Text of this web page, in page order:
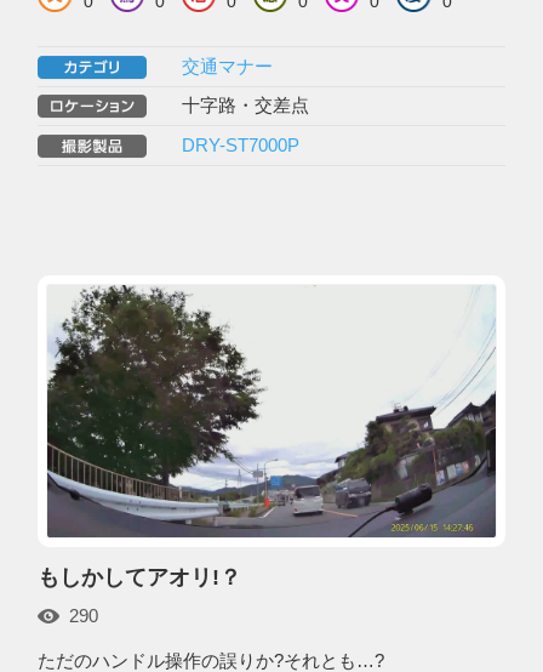
交通マナー
十字路・交差点
DRY-ST7000P
もしかしてアオリ!？
290
ただのハンドル操作の誤りか?それとも…?